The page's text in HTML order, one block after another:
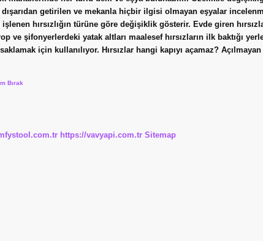
getirilen ve mekanla hiçbir ilgisi olmayan eşyalar
hırsızlığın türüne göre değişiklik gösterir. Evde giren
ve şifonyerlerdeki yatak altları maalesef hırsızların ilk baktığı
için kullanılıyor. Hırsızlar hangi kapıyı açamaz?
Bırak
https://vavyapi.com.tr Sitemap